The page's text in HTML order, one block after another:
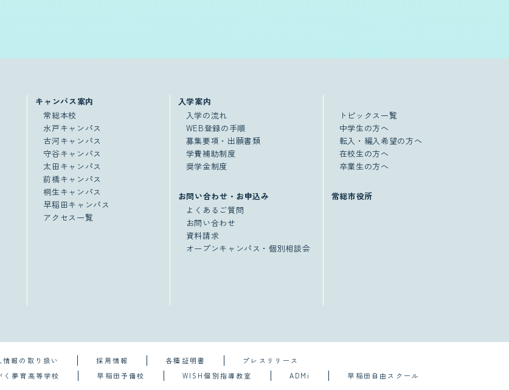
キャンパス案内
常総本校
水戸キャンパス
古河キャンパス
守谷キャンパス
太田キャンパス
前橋キャンパス
桐生キャンパス
早稲田キャンパス
アクセス一覧
入学案内
入学の流れ
WEB登録の手順
募集要項・出願書類
学費補助制度
奨学金制度
お問い合わせ・お申込み
よくあるご質問
お問い合わせ
資料請求
オープンキャンパス・個別相談会
トピックス一覧
中学生の方へ
転入・編入希望の方へ
在校生の方へ
卒業生の方へ
常総市役所
情報の取り扱い 採用情報 各種証明書
プレスリリース
く夢育高等学校 早稲田予備校 WISH個別指導教室 ADMi 早稲田自由スクール